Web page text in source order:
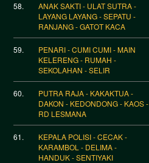
58.
ANAK SAKTI - ULAT SUTRA -
LAYANG LAYANG - SEPATU -
RANJANG - GATOT KACA
59.
PENARI - CUMI CUMI - MAIN
KELERENG - RUMAH -
SEKOLAHAN - SELIR
60.
PUTRA RAJA - KAKAKTUA -
DAKON - KEDONDONG - KAOS -
RD LESMANA
61.
KEPALA POLISI - CECAK -
KARAMBOL - DELIMA -
HANDUK - SENTIYAKI